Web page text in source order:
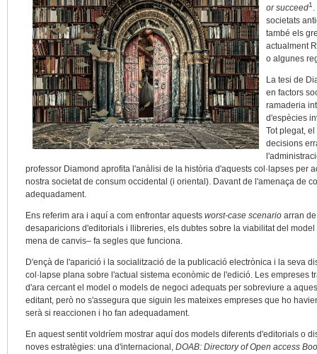
or succeed1
societats
també els
actualment
o algunes
La tesi de
en factors
ramaderia
d'espècies
Tot plegat,
decisions
professor Diamond aprofita l'anàlisi de la història d'aquests col·lapses per
nostra societat de consum occidental (i oriental). Davant de l'amenaça de
adequadament.
Ens referim ara i aquí a com enfrontar aquests worst-case scenario arran
desaparicions d'editorials i llibreries, els dubtes sobre la viabilitat del
mena de canvis– fa segles que funciona.
D'ençà de l'aparició i la socialització de la publicació electrònica i la seva
col·lapse plana sobre l'actual sistema econòmic de l'edició. Les empreses
d'ara cercant el model o models de negoci adequats per sobreviure a
editant, però no s'assegura que siguin les mateixes empreses que ho
serà si reaccionen i ho fan adequadament.
En aquest sentit voldríem mostrar aquí dos models diferents d'editorials o
noves estratègies: una d'internacional, DOAB: Directory of Open access